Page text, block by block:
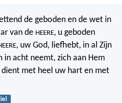
de geboden en de wet in
van de HEERE, u geboden
, uw God, liefhebt, in al Zijn
in acht neemt, zich aan Hem
met heel uw hart en met